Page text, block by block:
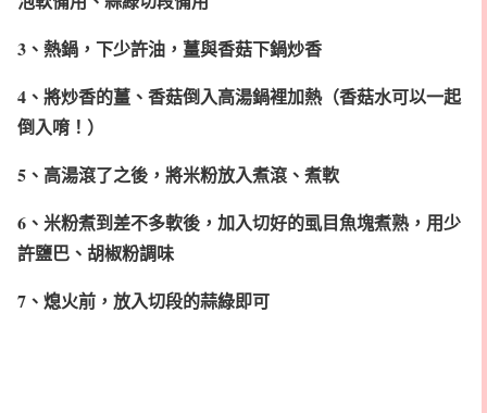
3、熱鍋，下少許油，薑與香菇下鍋炒香
4、將炒香的薑、香菇倒入高湯鍋裡加熱（香菇水可以一起
倒入唷！）
5、高湯滾了之後，將米粉放入煮滾、煮軟
6、米粉煮到差不多軟後，加入切好的虱目魚塊煮熟，用少
許鹽巴、胡椒粉調味
7、熄火前，放入切段的蒜綠即可